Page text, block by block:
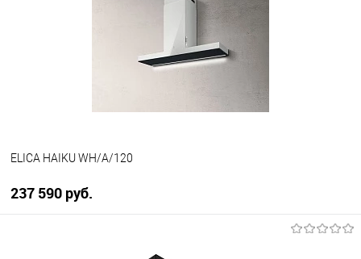
ELICA HAIKU WH/A/120
237 590 руб.